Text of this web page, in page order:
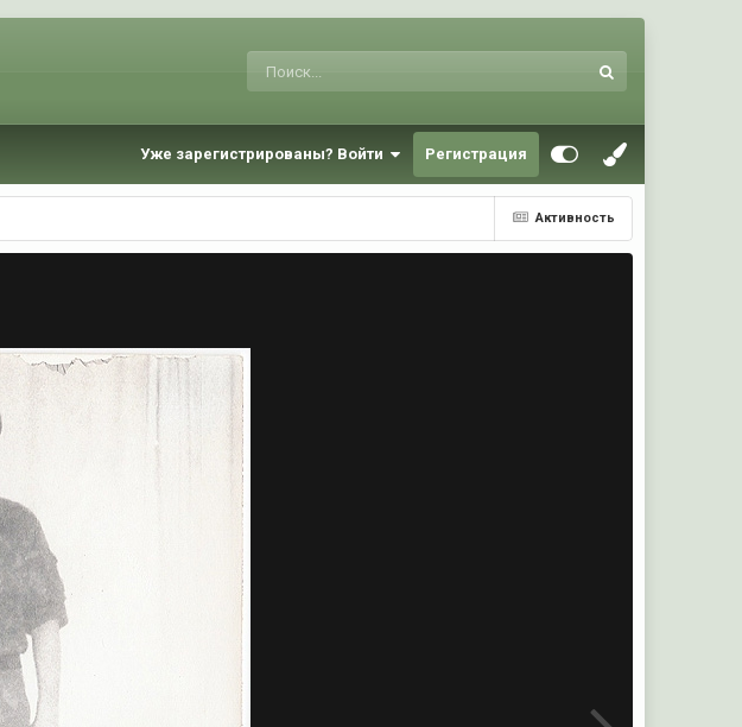
Уже зарегистрированы? Войти Регистрация
Активность